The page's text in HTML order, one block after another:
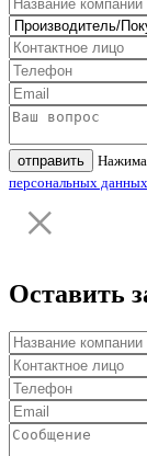
отправить
персональных данных
Оставить